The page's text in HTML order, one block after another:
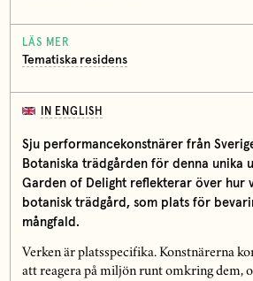
LÄS MER
Tematiska residens
IN ENGLISH
Sju performancekonstnärer från
Botaniska trädgården för denna unika
Garden of Delight reflekterar över hur
botanisk trädgård, som plats för
mångfald.
Verken är platsspecifika. Konstnärerna
att reagera på miljön runt omkring dem,